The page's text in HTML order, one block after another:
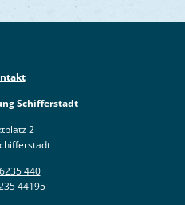
Schifferstadt
2
440
44195